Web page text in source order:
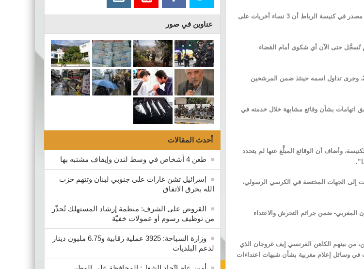
كما اتهمت امرأة أخرى روميرو بالقيام بحركات جسدية وصفتها بأنها غير لائقة، في حين أكد مصدر في كنيسة الرباط أن 3 نساء أخريات على
لم تُسجَّل حتى الآن أي شكوى أمام القضاء
وكان روميرو من المشاركين في مجمع الكرادلة الذي انتخب البابا الجديد في مايو/أيار 2025، وجرى تداول اسمه حينئذ ضمن المرشحين
اتهامات بشأن وقائع مشابهة خلال خدمته في
وأضاف أن الوقائع المبلَّغ عنها لم يتحدد
إلى الجهات المختصة في الكرسي الرسولي،
المغربي- ضمن جرائم التحرش والاعتداء
من بينهم الكاهن الفرنسي إيف غروجان الذي
في وسائل إعلام مغربية بشأن شبهات اعتداءات
عناوين في صور
أحدث المقالات
طعن 4 أشخاص في وسط لندن وإيقاف مشتبه بها
إسرائيل تشن غارات على جنوبي لبنان وتتهم حزب
الله بخرق الاتفاق
القروض على الشرف: منظمة إرشاد المستهلك تُحذّر
من توظيف رسوم أو عمولات خفيّة
وزارة السياحة: 3925 عملية رقابية و6.75 مليون دينار
لدعم البلديات